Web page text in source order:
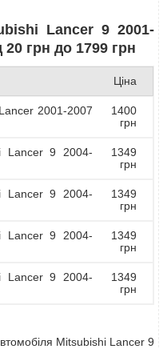
Lancer 9 2001-
20 грн до 1799 грн
Ціна
2001-2007
1400
грн
Lancer 9 2004-
1349
грн
Lancer 9 2004-
1349
грн
Lancer 9 2004-
1349
грн
Lancer 9 2004-
1349
грн
Mitsubishi Lancer 9